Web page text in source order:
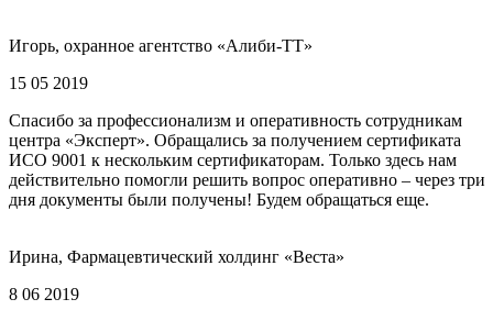
Игорь, охранное агентство «Алиби-ТТ»
15 05 2019
Спасибо за профессионализм и оперативность сотрудникам
центра «Эксперт». Обращались за получением сертификата
ИСО 9001 к нескольким сертификаторам. Только здесь нам
действительно помогли решить вопрос оперативно – через три
дня документы были получены! Будем обращаться еще.
Ирина, Фармацевтический холдинг «Веста»
8 06 2019